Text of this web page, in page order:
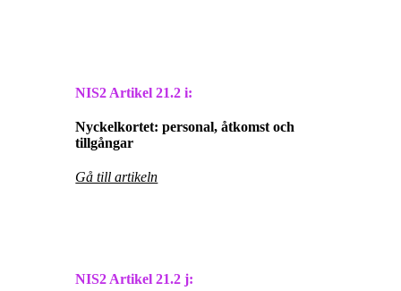
NIS2 Artikel21.2 i:
Nyckelkortet: personal, åtkomst och
tillgångar
Gå till artikeln
NIS2 Artikel21.2 j: